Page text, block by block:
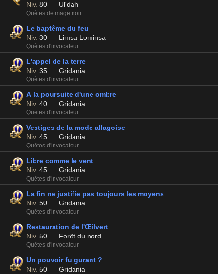
Niv. 80 Ul'dah
Quêtes de mage noir
Le baptême du feu
Niv. 30 Limsa Lominsa
Quêtes d'invocateur
L'appel de la terre
Niv. 35 Gridania
Quêtes d'invocateur
À la poursuite d'une ombre
Niv. 40 Gridania
Quêtes d'invocateur
Vestiges de la mode allagoise
Niv. 45 Gridania
Quêtes d'invocateur
Libre comme le vent
Niv. 45 Gridania
Quêtes d'invocateur
La fin ne justifie pas toujours les moyens
Niv. 50 Gridania
Quêtes d'invocateur
Restauration de l'Œilvert
Niv. 50 Forêt du nord
Quêtes d'invocateur
Un pouvoir fulgurant ?
Niv. 50 Gridania